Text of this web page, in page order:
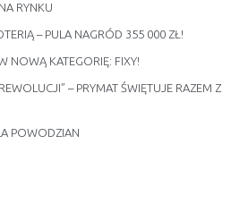
RYNKU
– PULA NAGRÓD 355 000 ZŁ!
NOWĄ KATEGORIĘ: FIXY!
– PRYMAT ŚWIĘTUJE RAZEM Z
POWODZIAN